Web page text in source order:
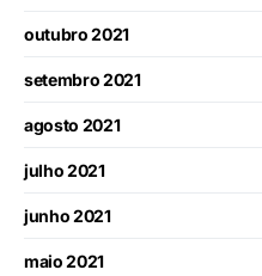
outubro 2021
setembro 2021
agosto 2021
julho 2021
junho 2021
maio 2021